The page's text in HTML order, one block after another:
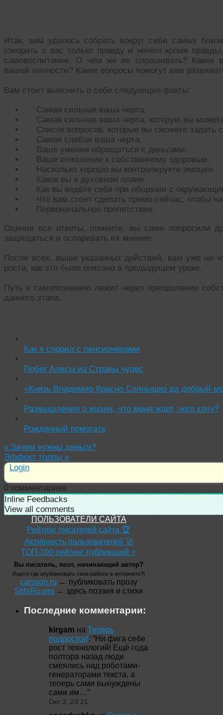
Итак, вам удалось собрать вокруг себя самых
говорить о вас только правду и нечего кроме
самовоспитание. О чём же их спрашивать? Какие
вашей личности? Какие вопросы помогут вам
Вам стоит выяснить о себе следующие факты:
Самая сильная ваша черта.
Самая сильная ваша черта, которую вы
Список вопросов, которые вы сможете задать
Самая слабая ваша черта.
Ваше умение обращаться с деньгами.
Ваше отношение к собственному здоровью.
Насколько хорошо вы контролируете эмоции.
Каков вы в духовном плане.
Как вы ведёте себя при общении с
Что вам стоит сделать прямо сейчас, чтобы
Первоначальное препятствие.
Оценив все ответы, помните, вы сами попросили
защищаться и оспаривать их мнение.
После всех, выше указанных действий, вам уже ни
роста, как это было описано в предыдущем уроке.
Путь к самопознанию лежит через преодоление
данного этапа.
Как я спорил с пенсионерами
Побег Алисы из Страны чудес
«Князь Владимир Красно Солнышко да добрый
Размышления о жизни, что меня ждет, чего хочу?
Рожденный помогать
« Зачем нужны деньги?
Эффект толпы »
Login
0 комментариев
Inline Feedbacks
View all comments
ПОЛЬЗОВАТЕЛИ САЙТА
Рейтинг писателей сайта 🏆
Активность пользователей 🚀
ТОП-100 рейтинг публикаций ⭐
Вы писатель, поэт, начинающий автор?
Ищете где опубликовать свои работы в интернете?!
carsson.ru ← публиковать прозу
StihiRu.pro ← здесь поэзия и стихи
Последние комментарии:
kirgam на Теперь
подросток!: “Ни фига себе
рост технологий! Ещё года
полтора назад люди
смеялись над роботами-
генераторами текста, а
теперь сами вынуждены
сами им…”
Окт 3, 23:21